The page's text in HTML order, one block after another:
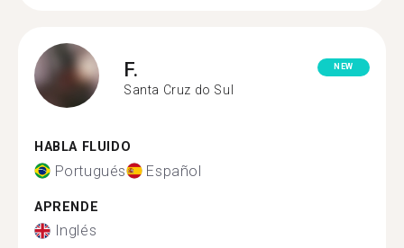
F.
Santa Cruz do Sul
NEW
HABLA FLUIDO
Portugués Español
APRENDE
Inglés